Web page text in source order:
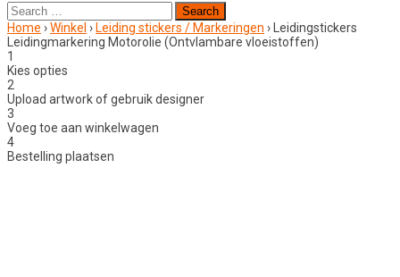
Search
for:
Home ›Winkel › Leiding stickers / Markeringen › Leidingstickers
Leidingmarkering Motorolie (Ontvlambare vloeistoffen)
1
Kies opties
2
Upload artwork of gebruik designer
3
Voeg toe aan winkelwagen
4
Bestelling plaatsen